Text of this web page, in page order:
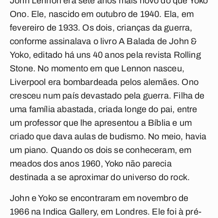
Ono. Ele, nascido em outubro de 1940. Ela, em
fevereiro de 1933. Os dois, crianças da guerra,
conforme assinalava o livroA Balada de John &
Yoko, editado há uns 40 anos pela revista Rolling
Stone. No momento em que Lennon nasceu,
Liverpool era bombardeada pelos alemães. Ono
cresceu num país devastado pela guerra. Filha de
uma família abastada, criada longe do pai, entre
um professor que lhe apresentou a Bíblia e um
criado que dava aulas de budismo. No meio, havia
um piano. Quando os dois se conheceram, em
meados dos anos 1960, Yoko não parecia
destinada a se aproximar do universo do rock.
John e Yoko se encontraram em novembro de
1966 na Indica Gallery, em Londres. Ele foi à pré-